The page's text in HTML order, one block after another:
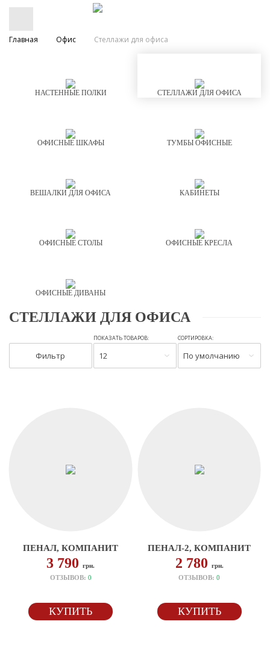
Главная Офис Стеллажи для офиса
НАСТЕННЫЕ ПОЛКИ СТЕЛЛАЖИ ДЛЯ ОФИСА
ОФИСНЫЕ ШКАФЫ ТУМБЫ ОФИСНЫЕ
ВЕШАЛКИ ДЛЯ ОФИСА КАБИНЕТЫ
ОФИСНЫЕ СТОЛЫ ОФИСНЫЕ КРЕСЛА
ОФИСНЫЕ ДИВАНЫ
СТЕЛЛАЖИ ДЛЯ ОФИСА
Фильтр
ПОКАЗАТЬ ТОВАРОВ:
12
СОРТИРОВКА:
По умолчанию
ПЕНАЛ, КОМПАНИТ
3 790грн.
ОТЗЫВОВ: 0
КУПИТЬ
ПЕНАЛ-2, КОМПАНИТ
2 780 грн.
ОТЗЫВОВ:0
КУПИТЬ